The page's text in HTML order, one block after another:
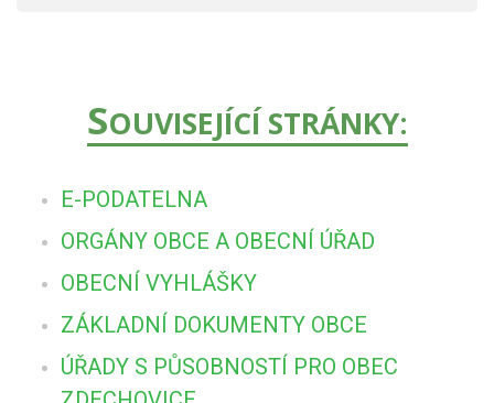
SOUVISEJÍCÍ STRÁNKY:
E-PODATELNA
ORGÁNY OBCE A OBECNÍ ÚŘAD
OBECNÍ VYHLÁŠKY
ZÁKLADNÍ DOKUMENTY OBCE
ÚŘADY S PŮSOBNOSTÍ PRO OBEC